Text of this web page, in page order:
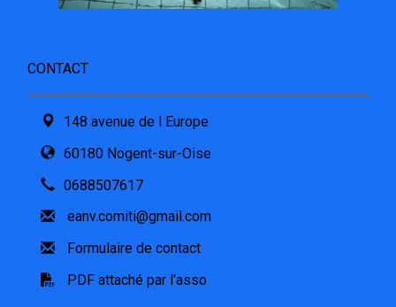
CONTACT
148 avenue de l Europe
60180 Nogent-sur-Oise
0688507617
eanv.comiti@gmail.com
Formulaire de contact
PDF attaché par l'asso